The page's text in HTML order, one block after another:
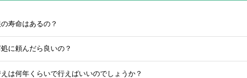
寿命はあるの？
に頼んだら良いの？
は何年くらいで行えばいいのでしょうか？